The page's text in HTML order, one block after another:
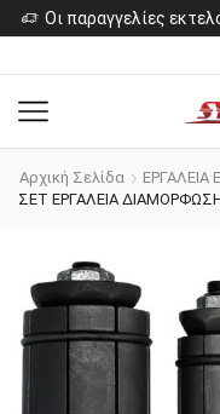
Αρχική Σελίδα ΕΡΓΑΛΕΙΑ
ΣΕΤ ΕΡΓΑΛΕΙΑ